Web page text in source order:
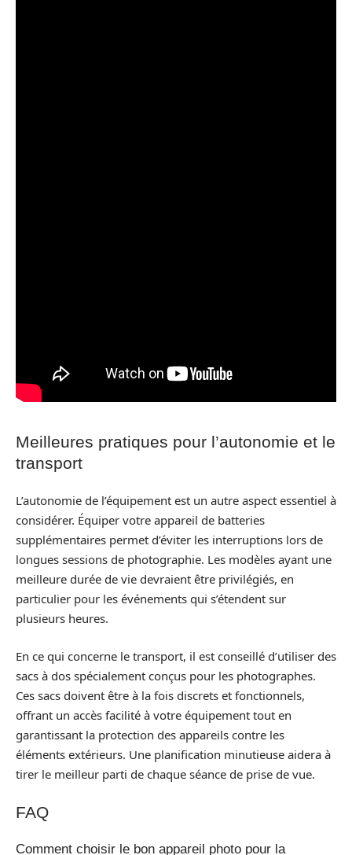
Meilleures pratiques pour l’autonomie et le
transport
L’autonomie de l’équipement est un autre aspect essentiel à
considérer. Équiper votre appareil de batteries
supplémentaires permet d’éviter les interruptions lors de
longues sessions de photographie. Les modèles ayant une
meilleure durée de vie devraient être privilégiés, en
particulier pour les événements qui s’étendent sur
plusieurs heures.
En ce qui concerne le transport, il est conseillé d’utiliser des
sacs à dos spécialement conçus pour les photographes.
Ces sacs doivent être à la fois discrets et fonctionnels,
offrant un accès facilité à votre équipement tout en
garantissant la protection des appareils contre les
éléments extérieurs. Une planification minutieuse aidera à
tirer le meilleur parti de chaque séance de prise de vue.
FAQ
Comment choisir le bon appareil photo pour la